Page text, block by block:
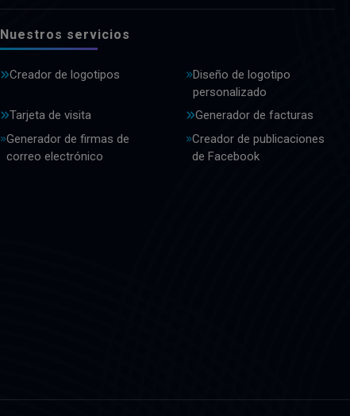
Nuestros servicios
Creador de logotipos
Diseño de logotipo
personalizado
Tarjeta de visita
Generador de facturas
Generador de firmas de
correo electrónico
Creador de publicaciones
de Facebook